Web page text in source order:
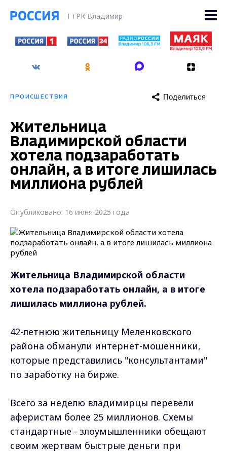
ГТРК Владимир
ПРОИСШЕСТВИЯ Поделиться
Жительница
Владимирской области
хотела подзаработать
онлайн, а в итоге лишилась
миллиона рублей
Опубликовано: 16 июня 2025 года
Жительница Владимирской области
хотела подзаработать онлайн, а в итоге
лишилась миллиона рублей.
42-летнюю жительницу Меленковского
района обманули интернет-мошенники,
которые представились "консультантами"
по заработку на бирже.
Всего за неделю владимирцы перевели
аферистам более 25 миллионов. Схемы
стандартные - злоумышленники обещают
своим жертвам быстрые деньги при